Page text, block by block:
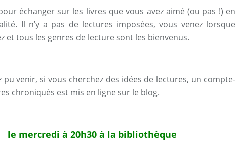
échanger sur les livres que vous avez aimé (ou pas !) en
Il n’y a pas de lectures imposées, vous venez lorsque
et tous les genres de lecture sont les bienvenus.
pu venir, si vous cherchez des idées de lectures, un compte-
chroniqués est mis en ligne sur le blog.
le mercredi à 20h30 à la bibliothèque